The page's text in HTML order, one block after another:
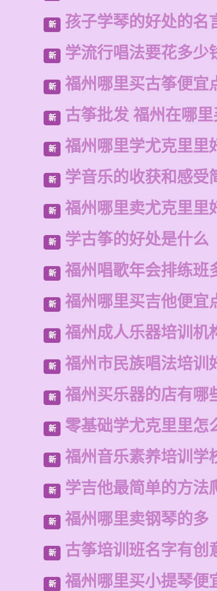
新 孩子学琴的好处的名
新 学流行唱法要花多少
新 福州哪里买古筝便宜
新 古筝批发 福州在哪
新 福州哪里学尤克里里
新 学音乐的收获和感受
新 福州哪里卖尤克里里
新 学古筝的好处是什么
新 福州唱歌年会排练班
新 福州哪里买吉他便宜
新 福州成人乐器培训机
新 福州市民族唱法培训
新 福州买乐器的店有哪
新 零基础学尤克里里怎
新 福州音乐素养培训学
新 学吉他最简单的方法
新 福州哪里卖钢琴的多
新 古筝培训班名字有创
新 福州哪里买小提琴便